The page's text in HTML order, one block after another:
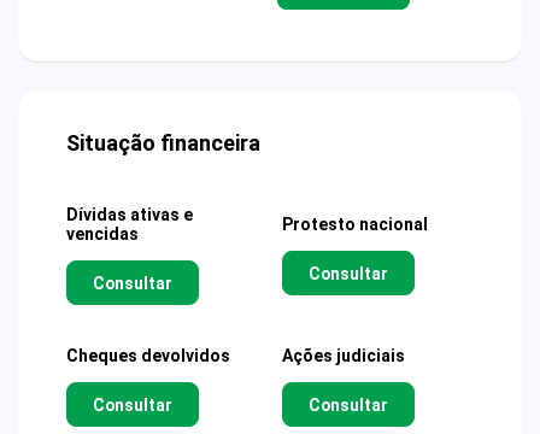
Situação financeira
Dívidas ativas e
vencidas
Consultar
Protesto nacional
Consultar
Cheques devolvidos
Consultar
Ações judiciais
Consultar